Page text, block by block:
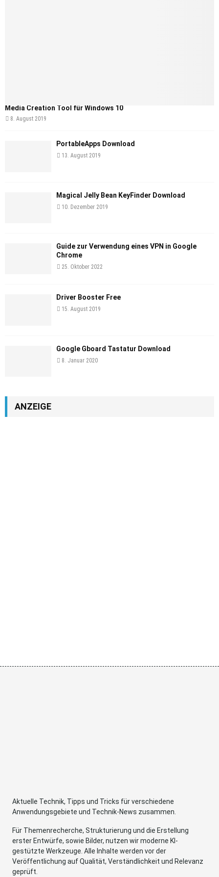
Media Creation Tool für Windows 10
8. August 2019
PortableApps Download
13. August 2019
Magical Jelly Bean KeyFinder Download
10. Dezember 2019
Guide zur Verwendung eines VPN in Google
Chrome
25. Oktober 2022
Driver Booster Free
15. August 2019
Google Gboard Tastatur Download
8. Januar 2020
ANZEIGE
Aktuelle Technik, Tipps und Tricks für verschiedene
Anwendungsgebiete und Technik-News zusammen.
Für Themenrecherche, Strukturierung und die Erstellung
erster Entwürfe, sowie Bilder, nutzen wir moderne KI-
gestützte Werkzeuge. Alle Inhalte werden vor der
Veröffentlichung auf Qualität, Verständlichkeit und Relevanz
geprüft.